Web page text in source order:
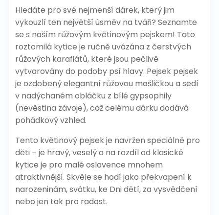
Hledáte pro své nejmenší dárek, který jim
vykouzlí ten největší úsměv na tváři? Seznamte
se s naším růžovým květinovým pejskem! Tato
roztomilá kytice je ručně uvázána z čerstvých
růžových karafiátů, které jsou pečlivě
vytvarovány do podoby psí hlavy. Pejsek pejsek
je ozdobený elegantní růžovou mašličkou a sedí
v nadýchaném obláčku z bílé gypsophily
(nevěstina závoje), což celému dárku dodává
pohádkový vzhled.
Tento květinový pejsek je navržen speciálně pro
děti – je hravý, veselý a na rozdíl od klasické
kytice je pro malé oslavence mnohem
atraktivnější. Skvěle se hodí jako překvapení k
narozeninám, svátku, ke Dni dětí, za vysvědčení
nebo jen tak pro radost.